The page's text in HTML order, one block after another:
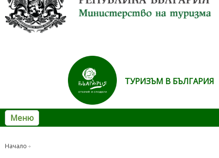
ТУРИЗЪМ В БЪЛГАРИЯ
Меню
Начало